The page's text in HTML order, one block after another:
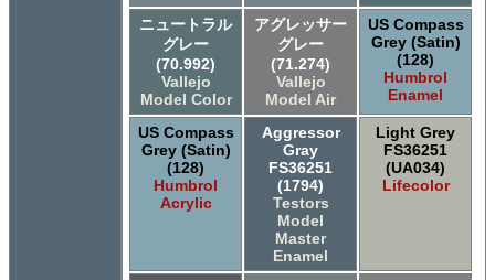
ニュートラル
グレー
(70.992)
Vallejo
Model Color
アグレッサー
グレー
(71.274)
Vallejo
Model Air
US Compass
Grey (Satin)
(128)
Humbrol
Enamel
US Compass
Grey (Satin)
(128)
Humbrol
Acrylic
Aggressor
Gray
FS36251
(1794)
Testors
Model
Master
Enamel
Light Grey
FS36251
(UA034)
Lifecolor